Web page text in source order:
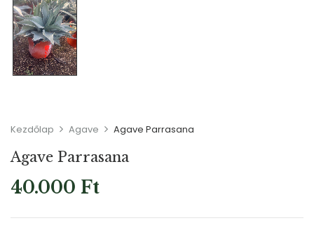
Kezdőlap Agave Agave Parrasana
Agave Parrasana
40.000 Ft